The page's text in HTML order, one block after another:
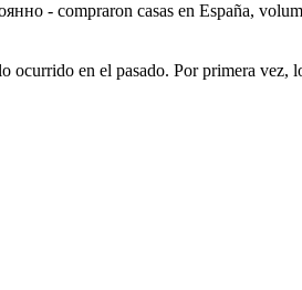
- compraron casas en España,
ocurrido en el pasado. Por primera